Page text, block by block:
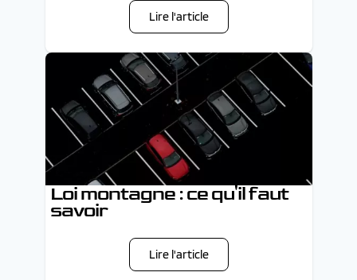
Lire l'article
Loi montagne : ce qu'il faut
savoir
Lire l'article